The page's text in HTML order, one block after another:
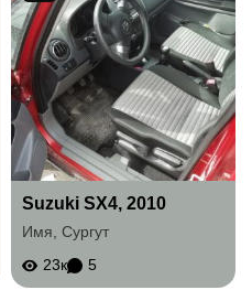
Suzuki SX4, 2010
Имя Сургут
23к
5